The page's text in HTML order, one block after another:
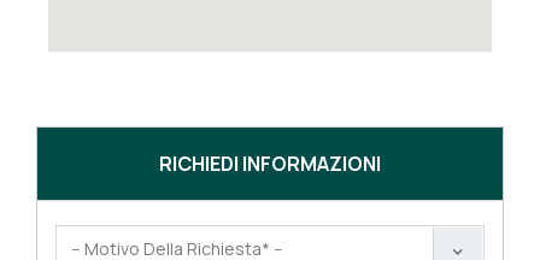
RICHIEDI INFORMAZIONI